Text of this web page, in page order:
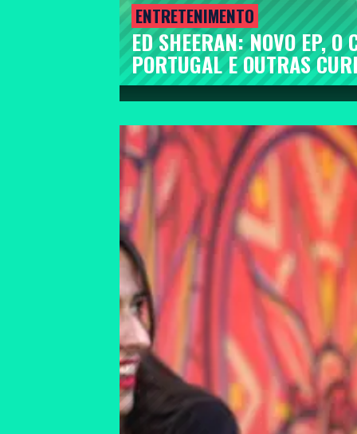
ENTRETENIMENTO
ED SHEERAN: NOVO EP, O
PORTUGAL E OUTRAS